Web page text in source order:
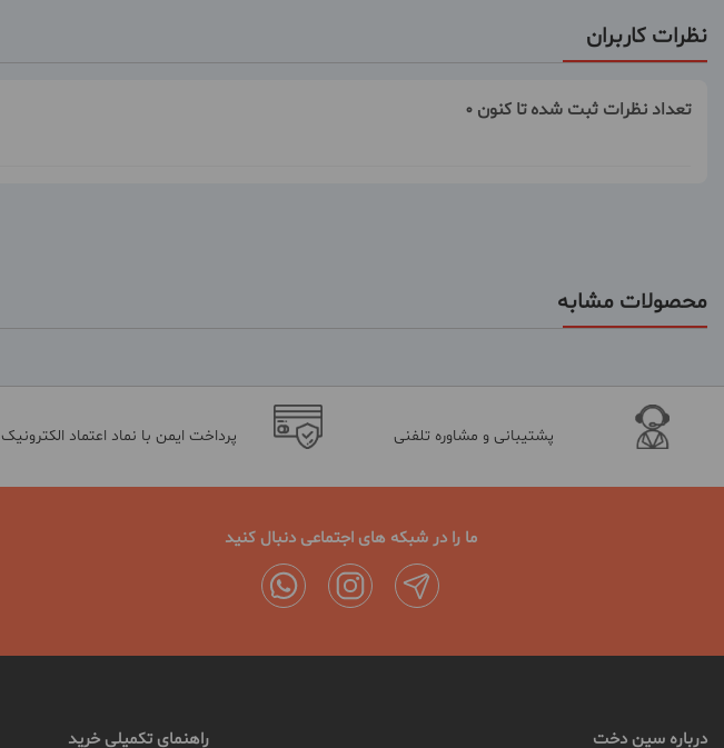
نظرات کاربران
تعداد نظرات ثبت شده تا کنون 0
محصولات مشابه
پشتیبانی و مشاوره تلفنی پرداخت ایمن با نماد اعتماد الکترونیک
ما را در شبکه های اجتماعی دنبال کنید
درباره سین دخت راهنمای تکمیلی خرید